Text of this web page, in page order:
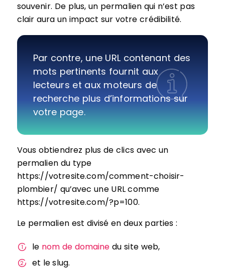
souvenir. De plus, un permalien qui n’est pas
clair aura un impact sur votre crédibilité.
Par contre, une URL contenant des
mots pertinents fournit aux
lecteurs et aux moteurs de
recherche plus d’informations sur
votre page.
Vous obtiendrez plus de clics avec un
permalien du type
https://votresite.com/comment-choisir-
plombier/ qu’avec une URL comme
https://votresite.com/?p=100.
Le permalien est divisé en deux parties :
le nom de domaine du site web,
et le slug.